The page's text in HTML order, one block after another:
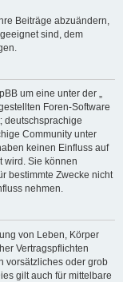
Beiträge abzuändern,
sind, dem
um eine unter der „
Foren-Software
deutschsprachige
Community unter
keinen Einfluss auf
wird. Sie können
bestimmte Zwecke nicht
nehmen.
von Leben, Körper
Vertragspflichten
vorsätzliches oder grob
gilt auch für mittelbare